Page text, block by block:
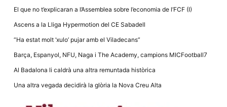
El que no t’explicaran a l’Assemblea sobre l’economia de l’FCF (I)
Ascens a la Lliga Hypermotion del CE Sabadell
“Ha estat molt ‘xulo’ pujar amb el Viladecans”
Barça, Espanyol, NFU, Naga i The Academy, campions MICFootball7
Al Badalona li caldrà una altra remuntada històrica
Una altra vegada decidirà la glòria la Nova Creu Alta
nostre lloc web
dades en el seu
permeten que el
bé com sigui
rebutja
cookies